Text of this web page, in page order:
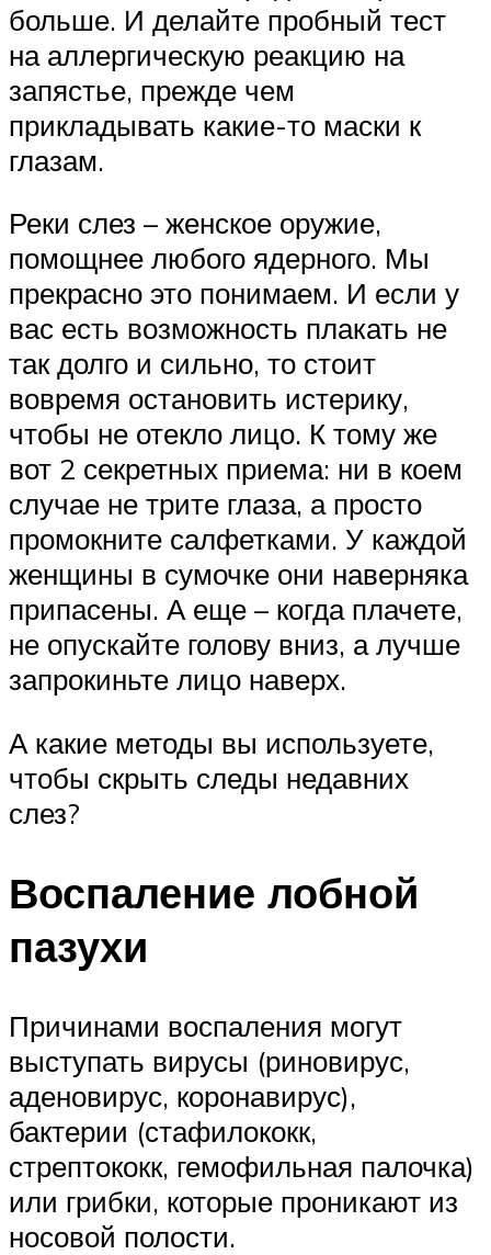
больше. И делайте пробный тест
на аллергическую реакцию на
запястье, прежде чем
прикладывать какие-то маски к
глазам.
Реки слез – женское оружие,
помощнее любого ядерного. Мы
прекрасно это понимаем. И если у
вас есть возможность плакать не
так долго и сильно, то стоит
вовремя остановить истерику,
чтобы не отекло лицо. К тому же
вот 2 секретных приема: ни в коем
случае не трите глаза, а просто
промокните салфетками. У каждой
женщины в сумочке они наверняка
припасены. А еще – когда плачете,
не опускайте голову вниз, а лучше
запрокиньте лицо наверх.
А какие методы вы используете,
чтобы скрыть следы недавних
слез?
Воспаление лобной
пазухи
Причинами воспаления могут
выступать вирусы (риновирус,
аденовирус, коронавирус),
бактерии (стафилококк,
стрептококк, гемофильная палочка)
или грибки, которые проникают из
носовой полости.